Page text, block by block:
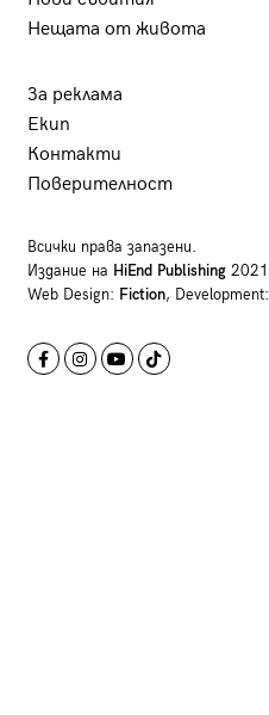
Нещата от живота
За реклама
Екип
Контакти
Поверителност
Всички права запазени.
Издание на HiEnd Publishing2021
Web Design: Fiction, Development: